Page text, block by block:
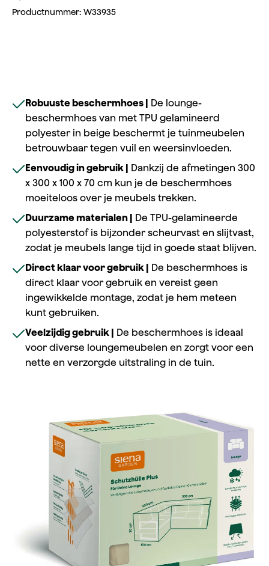
Productnummer: W33935
Robuuste beschermhoes | De lounge-
beschermhoes van met TPU gelamineerd
polyester in beige beschermt je tuinmeubelen
betrouwbaar tegen vuil en weersinvloeden.
Eenvoudig in gebruik | Dankzij de afmetingen 300
x 300 x 100 x 70 cm kun je de beschermhoes
moeiteloos over je meubels trekken.
Duurzame materialen | De TPU-gelamineerde
polyesterstof is bijzonder scheurvast en slijtvast,
zodat je meubels lange tijd in goede staat blijven.
Direct klaar voor gebruik | De beschermhoes is
direct klaar voor gebruik en vereist geen
ingewikkelde montage, zodat je hem meteen
kunt gebruiken.
Veelzijdig gebruik | De beschermhoes is ideaal
voor diverse loungemeubelen en zorgt voor een
nette en verzorgde uitstraling in de tuin.